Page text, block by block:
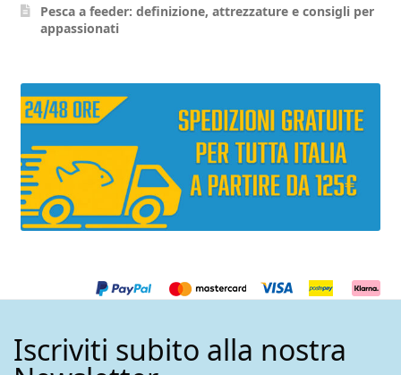
pagina
Pesca a feeder: definizione, attrezzature e consigli per
appassionati
Iscriviti subito alla nostra